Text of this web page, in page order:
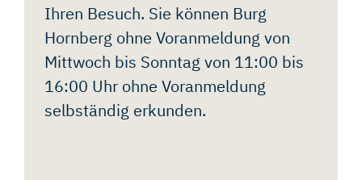
GESCHICHTSWELT
WEINWELT
Ihren Besuch. Sie können Burg
Hornberg ohne Voranmeldung von
Mittwoch bis Sonntag von 11:00 bis
16:00 Uhr ohne Voranmeldung
selbständig erkunden.